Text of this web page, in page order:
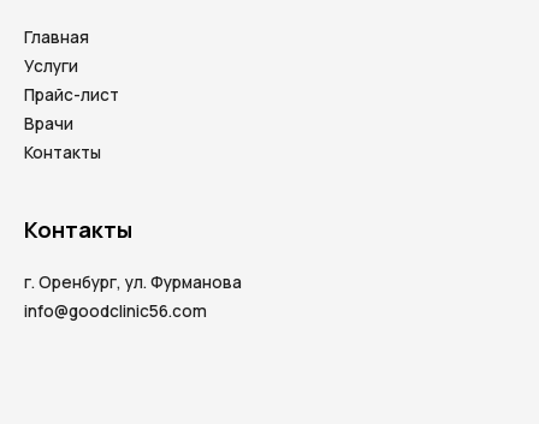
Главная
Услуги
Прайс-лист
Врачи
Контакты
Контакты
г. Оренбург, ул. Фурманова
info@goodclinic56.com